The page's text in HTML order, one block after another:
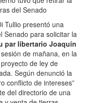
del Senado
Tullio presentó una
Senado para solicitar la
par libertario Joaquín
de mañana, en la
de ley de
Según denunció la
conflicto de intereses”
del directorio de una